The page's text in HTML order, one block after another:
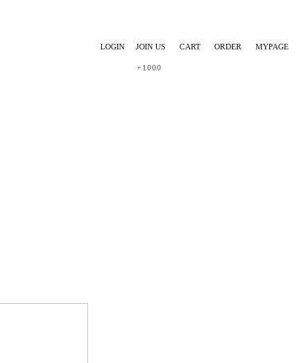
LOGIN JOIN US
+1000
CART ORDER MYPAGE